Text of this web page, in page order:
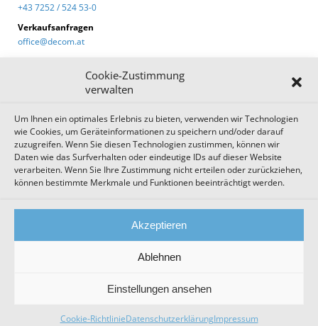
Cookie-Zustimmung
verwalten
Um Ihnen ein optimales Erlebnis zu bieten, verwenden wir Technologien
wie Cookies, um Geräteinformationen zu speichern und/oder darauf
zuzugreifen. Wenn Sie diesen Technologien zustimmen, können wir
Daten wie das Surfverhalten oder eindeutige IDs auf dieser Website
verarbeiten. Wenn Sie Ihre Zustimmung nicht erteilen oder zurückziehen,
können bestimmte Merkmale und Funktionen beeinträchtigt werden.
Akzeptieren
Ablehnen
Einstellungen ansehen
Cookie-RichtlinieDatenschutzerklärungImpressum
+43 7252 / 524 53-0
Verkaufsanfragen
office@decom.at
DECOM News
Zum Newsletter anmelden!